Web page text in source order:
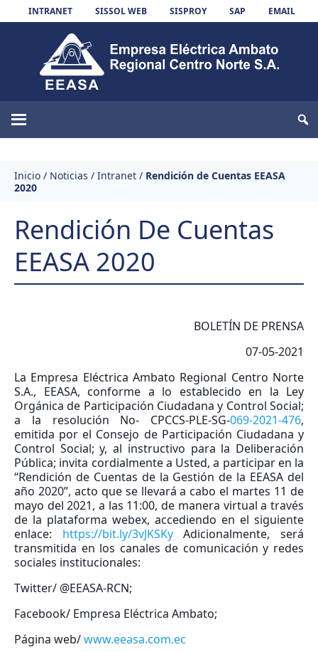
Skip to content
INTRANET SISSOL WEB SISPROY SAP EMAIL
EEASA
Inicio / Noticias / Intranet / Rendición de Cuentas EEASA
2020
Rendición De Cuentas
EEASA 2020
BOLETÍN DE PRENSA
07-05-2021
La Empresa Eléctrica Ambato Regional Centro Norte
S.A., EEASA, conforme a lo establecido en la Ley
Orgánica de Participación Ciudadana y Control Social;
a la resolución No- CPCCS-PLE-SG-069-2021-476,
emitida por el Consejo de Participación Ciudadana y
Control Social; y, al instructivo para la Deliberación
Pública; invita cordialmente a Usted, a participar en la
“Rendición de Cuentas de la Gestión de la EEASA del
año 2020”, acto que se llevará a cabo el martes 11 de
mayo del 2021, a las 11:00, de manera virtual a través
de la plataforma webex, accediendo en el siguiente
enlace: https://bit.ly/3vJKSKyAdicionalmente, será
transmitida en los canales de comunicación y redes
sociales institucionales:
Twitter/ @EEASA-RCN;
Facebook/ Empresa Eléctrica Ambato;
Página web/www.eeasa.com.ec